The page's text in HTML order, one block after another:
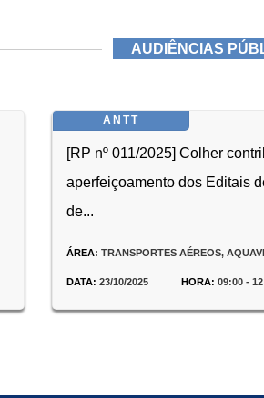
AUDIÊNCIAS
ANTT
[RP nº 011/2025] Colher
aperfeiçoamento dos Editais
de...
ÁREA: TRANSPORTES AÉREOS,
DATA: 23/10/2025 HORA: 09:00 -